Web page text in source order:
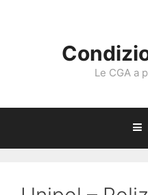
Le CGA a